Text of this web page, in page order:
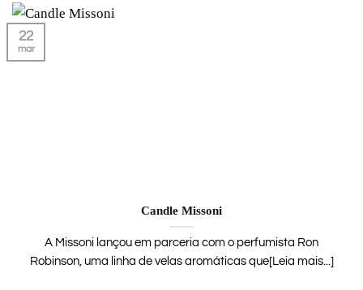
Candle Missoni
A Missoni lançou em parceria com o perfumista Ron
Robinson, uma linha de velas aromáticas que[Leia mais...]
22
mar